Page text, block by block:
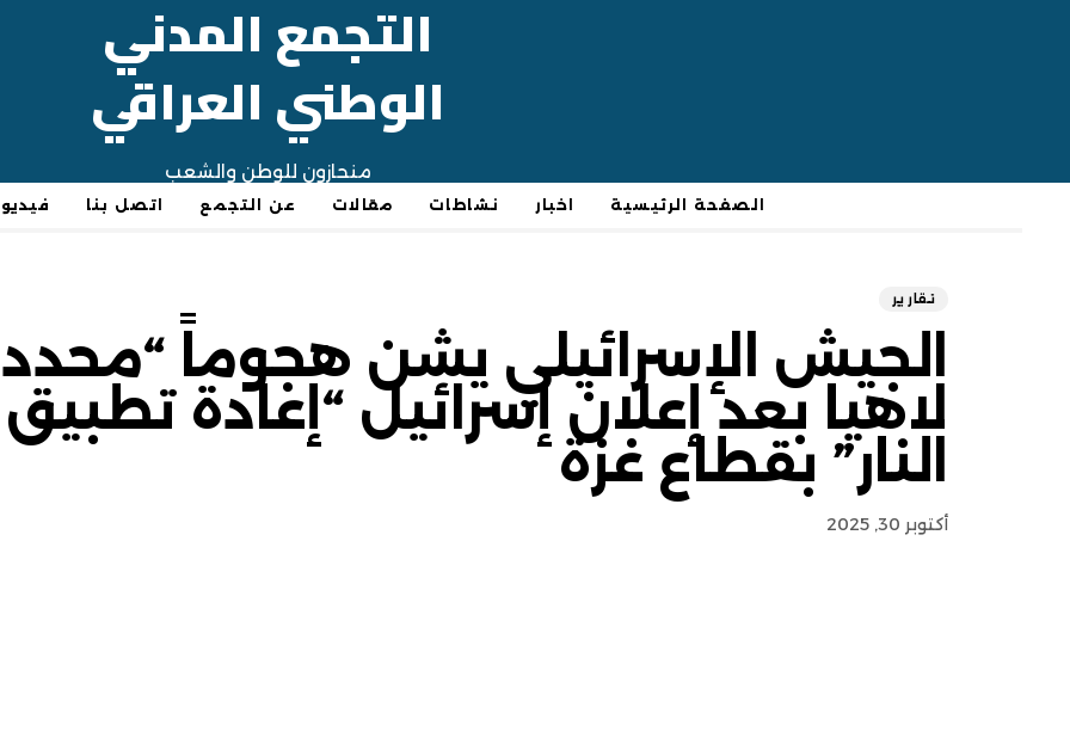
التجمع المدني
الوطني العراقي
منحازون للوطن والشعب
الصفحة الرئيسية اخبار نشاطات مقالات عن التجمع اتصل بنا
تقارير
الجيش الإسرائيلي يشن هجوماً
لاهيا بعد إعلان إسرائيل “إعادة
النار” بقطاع غزة
أكتوبر 30, 2025